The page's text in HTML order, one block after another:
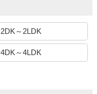
2DK～2LDK
4DK～4LDK